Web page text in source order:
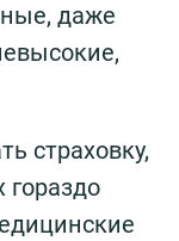
даже
страховку,